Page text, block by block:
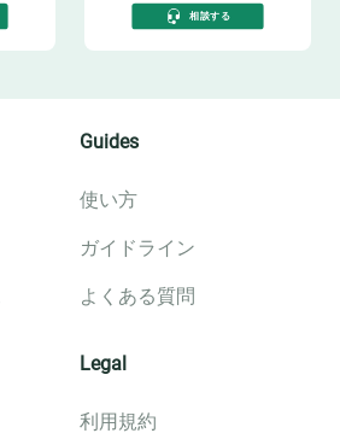
相談する
Guides
使い方
ガイドライン
よくある質問
Legal
利用規約